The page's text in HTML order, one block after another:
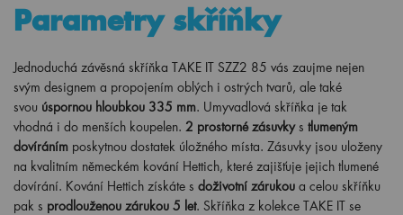
Parametry skříňky
Jednoduchá závěsná skříňka TAKE IT SZZ2 85 vás zaujme nejen
svým designem a propojením oblých i ostrých tvarů, ale také
svou úspornou hloubkou 335 mm. Umyvadlová skříňka je tak
vhodná i do menších koupelen. 2 prostorné zásuvky s tlumeným
dovíráním poskytnou dostatek úložného místa. Zásuvky jsou uloženy
na kvalitním německém kování Hettich, které zajišťuje jejich tlumené
dovírání. Kování Hettich získáte s doživotní zárukou a celou skříňku
pak s prodlouženou zárukou 5 let. Skříňka z kolekce TAKE IT se